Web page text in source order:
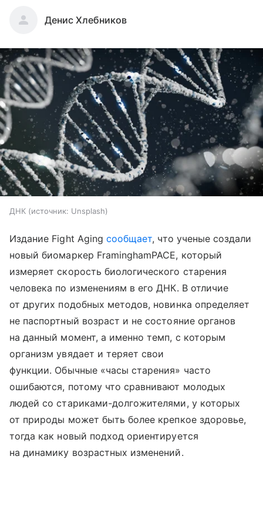
Денис Хлебников
ДНК источник: Unsplash
Издание Fight Aging сообщает, что ученые создали
новый биомаркер FraminghamPACE, который
измеряет скорость биологического старения
человека по изменениям в его ДНК. В отличие
от других подобных методов, новинка определяет
не паспортный возраст и не состояние органов
на данный момент, а именно темп, с которым
организм увядает и теряет свои
функции. Обычные «часы старения» часто
ошибаются, потому что сравнивают молодых
людей со стариками-долгожителями, у которых
от природы может быть более крепкое здоровье,
тогда как новый подход ориентируется
на динамику возрастных изменений.